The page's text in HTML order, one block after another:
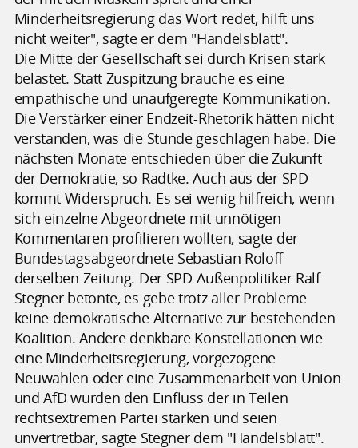
Minderheitsregierung das Wort redet, hilft uns
nicht weiter", sagte er dem "Handelsblatt".
Die Mitte der Gesellschaft sei durch Krisen stark
belastet. Statt Zuspitzung brauche es eine
empathische und unaufgeregte Kommunikation.
Die Verstärker einer Endzeit-Rhetorik hätten nicht
verstanden, was die Stunde geschlagen habe. Die
nächsten Monate entschieden über die Zukunft
der Demokratie, so Radtke. Auch aus der SPD
kommt Widerspruch. Es sei wenig hilfreich, wenn
sich einzelne Abgeordnete mit unnötigen
Kommentaren profilieren wollten, sagte der
Bundestagsabgeordnete Sebastian Roloff
derselben Zeitung. Der SPD-Außenpolitiker Ralf
Stegner betonte, es gebe trotz aller Probleme
keine demokratische Alternative zur bestehenden
Koalition. Andere denkbare Konstellationen wie
eine Minderheitsregierung, vorgezogene
Neuwahlen oder eine Zusammenarbeit von Union
und AfD würden den Einfluss der in Teilen
rechtsextremen Partei stärken und seien
unvertretbar, sagte Stegner dem "Handelsblatt".